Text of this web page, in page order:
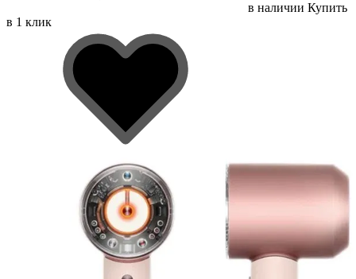
в наличии Купить
в 1 клик